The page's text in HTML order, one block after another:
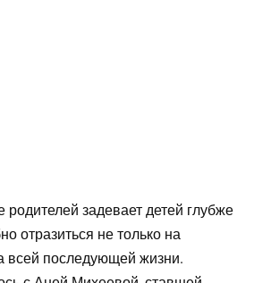
задевает детей глубже
отразиться не только на
всей последующей жизни.